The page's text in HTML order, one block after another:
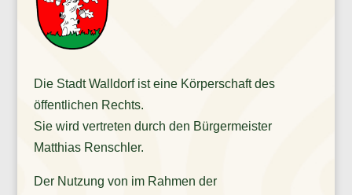
Die Stadt Walldorf ist eine Körperschaft des
öffentlichen Rechts.
Sie wird vertreten durch den Bürgermeister
Matthias Renschler.
Der Nutzung von im Rahmen der